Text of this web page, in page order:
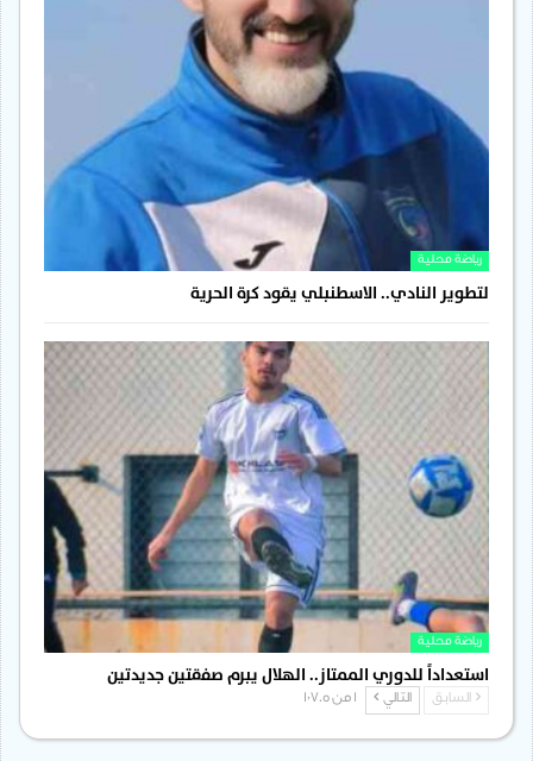
رياضة محلية
لتطوير النادي.. الاسطنبلي يقود كرة الحرية
رياضة محلية
استعداداً للدوري الممتاز.. الهلال يبرم صفقتين جديدتين
السابق التالي